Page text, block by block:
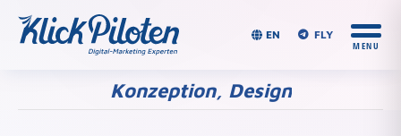
EN FLY
Konzeption, Design
Du bist hier: